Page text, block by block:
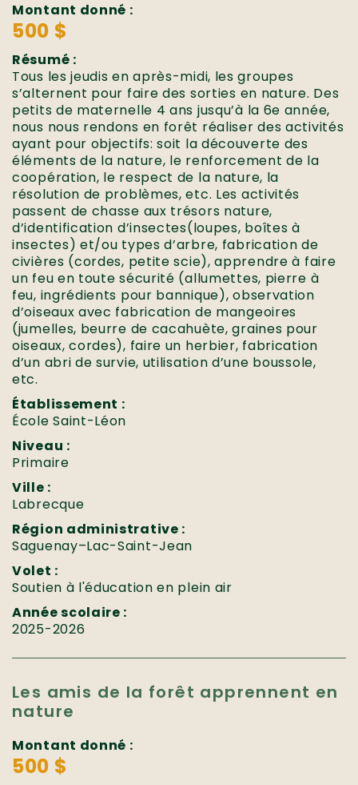
Montant donné :
500 $
Résumé :
Tous les jeudis en après-midi, les groupes
s’alternent pour faire des sorties en nature. Des
petits de maternelle 4 ans jusqu’à la 6e année,
nous nous rendons en forêt réaliser des activités
ayant pour objectifs: soit la découverte des
éléments de la nature, le renforcement de la
coopération, le respect de la nature, la
résolution de problèmes, etc. Les activités
passent de chasse aux trésors nature,
d’identification d’insectes(loupes, boîtes à
insectes) et/ou types d’arbre, fabrication de
civières (cordes, petite scie), apprendre à faire
un feu en toute sécurité (allumettes, pierre à
feu, ingrédients pour bannique), observation
d’oiseaux avec fabrication de mangeoires
(jumelles, beurre de cacahuète, graines pour
oiseaux, cordes), faire un herbier, fabrication
d’un abri de survie, utilisation d’une boussole,
etc.
Établissement :
École Saint-Léon
Niveau :
Primaire
Ville :
Labrecque
Région administrative :
Saguenay–Lac-Saint-Jean
Volet :
Soutien à l'éducation en plein air
Année scolaire :
2025-2026
Les amis de la forêt apprennent en
nature
Montant donné :
500 $